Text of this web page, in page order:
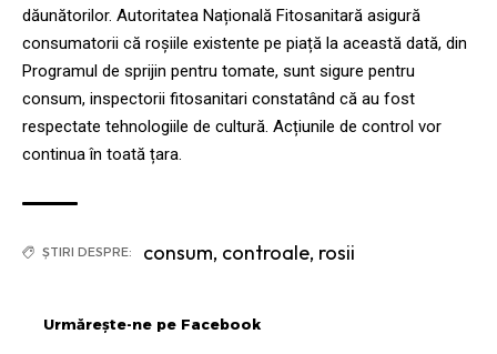
dăunătorilor. Autoritatea Națională Fitosanitară asigură
consumatorii că roșiile existente pe piață la această dată, din
Programul de sprijin pentru tomate, sunt sigure pentru
consum, inspectorii fitosanitari constatând că au fost
respectate tehnologiile de cultură. Acțiunile de control vor
continua în toată țara.
ȘTIRI DESPRE: consum, controale, rosii
Urmărește-ne pe Facebook